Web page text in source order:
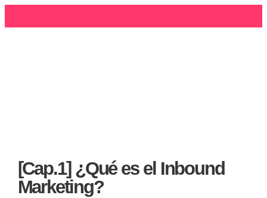
[Cap.1] ¿Qué es el Inbound
Marketing?